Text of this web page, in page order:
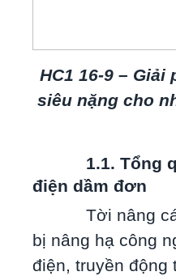
HC1 16-9 –
siêu nặng cho
1.1. Tổng
điện dầm đơn
Tời nâng
bị nâng hạ công
điện, truyền động